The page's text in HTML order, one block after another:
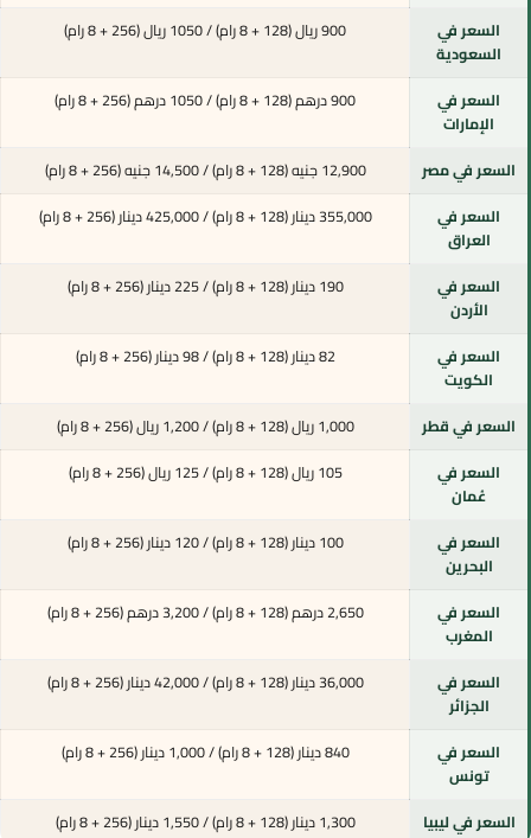
السعر في
السعودية
900 ريال (128 + 8 رام) / 1050 ريال (256 + 8 رام)
السعر في
الإمارات
900 درهم (128 + 8 رام) / 1050 درهم (256 + 8 رام)
السعر في مصر
12,900 جنيه (128 + 8 رام) / 14,500 جنيه (256 + 8 رام)
السعر في
العراق
355,000 دينار (128 + 8 رام) / 425,000 دينار (256 + 8 رام)
السعر في
الأردن
190 دينار (128 + 8 رام) / 225 دينار (256 + 8 رام)
السعر في
الكويت
82 دينار (128 + 8 رام) / 98 دينار (256 + 8 رام)
السعر في قطر
1,000 ريال (128 + 8 رام) / 1,200 ريال (256 + 8 رام)
السعر في
عُمان
105 ريال (128 + 8 رام) / 125 ريال (256 + 8 رام)
السعر في
البحرين
100 دينار (128 + 8 رام) / 120 دينار (256 + 8 رام)
السعر في
المغرب
2,650 درهم (128 + 8 رام) / 3,200 درهم (256 + 8 رام)
السعر في
الجزائر
36,000 دينار (128 + 8 رام) / 42,000 دينار (256 + 8 رام)
السعر في
تونس
840 دينار (128 + 8 رام) / 1,000 دينار (256 + 8 رام)
السعر في ليبيا 1,300 دينار (128 + 8 رام) / 1,550 دينار (256 + 8 رام)